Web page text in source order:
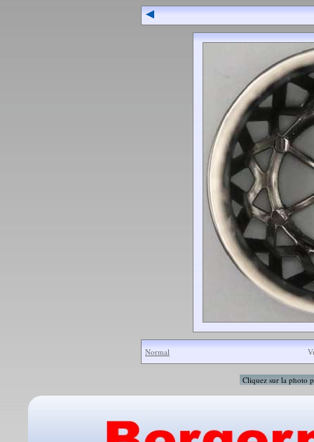
Normal
Cliquez sur la photo